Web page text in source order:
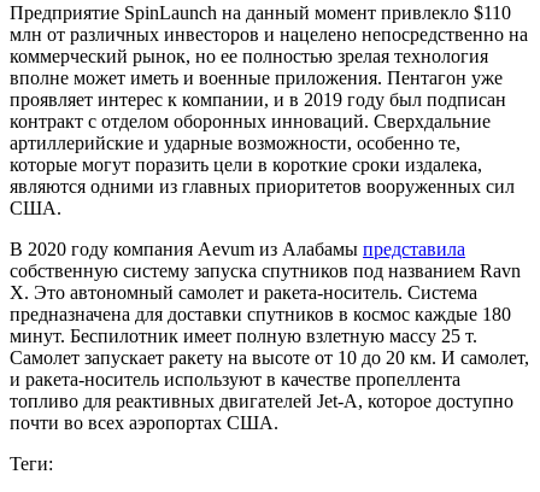
Предприятие SpinLaunch на данный момент привлекло $110
млн от различных инвесторов и нацелено непосредственно на
коммерческий рынок, но ее полностью зрелая технология
вполне может иметь и военные приложения. Пентагон уже
проявляет интерес к компании, и в 2019 году был подписан
контракт с отделом оборонных инноваций. Сверхдальние
артиллерийские и ударные возможности, особенно те,
которые могут поразить цели в короткие сроки издалека,
являются одними из главных приоритетов вооруженных сил
США.
В 2020 году компания Aevum из Алабамы представила
собственную систему запуска спутников под названием Ravn
X. Это автономный самолет и ракета-носитель. Система
предназначена для доставки спутников в космос каждые 180
минут. Беспилотник имеет полную взлетную массу 25 т.
Самолет запускает ракету на высоте от 10 до 20 км. И самолет,
и ракета-носитель используют в качестве пропеллента
топливо для реактивных двигателей Jet-A, которое доступно
почти во всех аэропортах США.
Теги: